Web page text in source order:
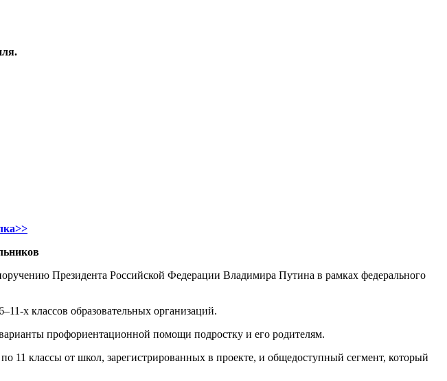
Президента Российской Федерации Владимира Путина в рамках федерального
х классов образовательных организаций.
профориентационной помощи подростку и его родителям.
11 классы от школ, зарегистрированных в проекте, и общедоступный сегмент, который